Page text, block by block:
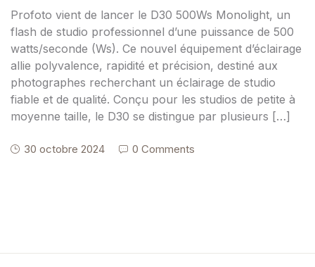
Profoto vient de lancer le D30 500Ws Monolight, un
flash de studio professionnel d’une puissance de 500
watts/seconde (Ws). Ce nouvel équipement d’éclairage
allie polyvalence, rapidité et précision, destiné aux
photographes recherchant un éclairage de studio
fiable et de qualité. Conçu pour les studios de petite à
moyenne taille, le D30 se distingue par plusieurs […]
30 octobre 2024 0 Comments